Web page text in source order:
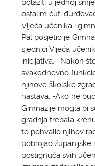
polaziti u jednoj
ostalim čuti
Vijeća učenika i
Pal posjetio je
sjednici Vijeća
inicijativa. Nakon
svakodnevno
njihove školske
nastava. -Ako ne
Gimnazije mogla bi
gradnja trebala
to pohvalio njihov
pobrojao županijske
postignuća svih